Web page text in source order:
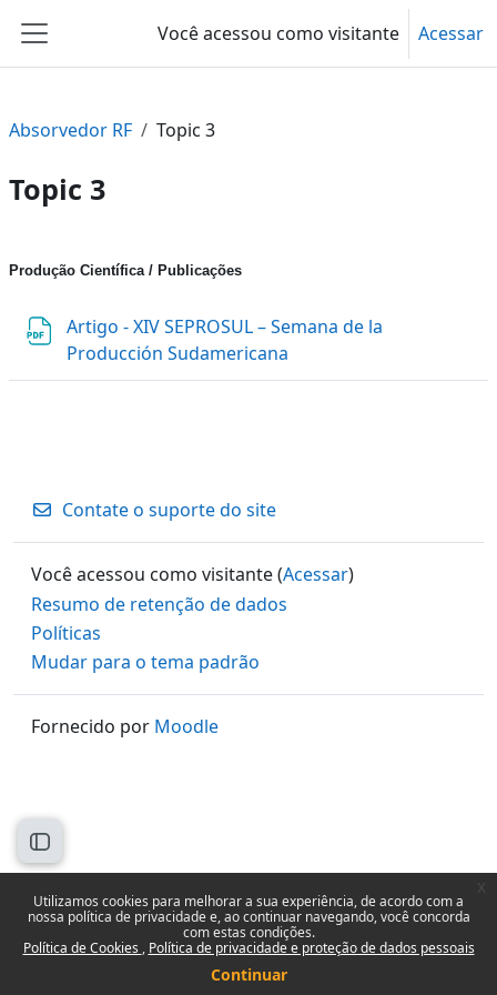
Utilizamos cookies para melhorar a sua experiência, de acordo com a
nossa política de privacidade e, ao continuar navegando, você concorda
com estas condições.
Política de Cookies
Política de privacidade e proteção de dados pessoais
Continuar
Painel lateral
Você acessou como visitante Acessar
Abrir índice do curso
Absorvedor RF Topic 3
Topic 3
Produção Científica / Publicações
Artigo - XIV SEPROSUL – Semana de la
Producción Sudamericana
Contate o suporte do site
Você acessou como visitante (Acessar)
Resumo de retenção de dados
Políticas
Mudar para o tema padrão
Fornecido por Moodle